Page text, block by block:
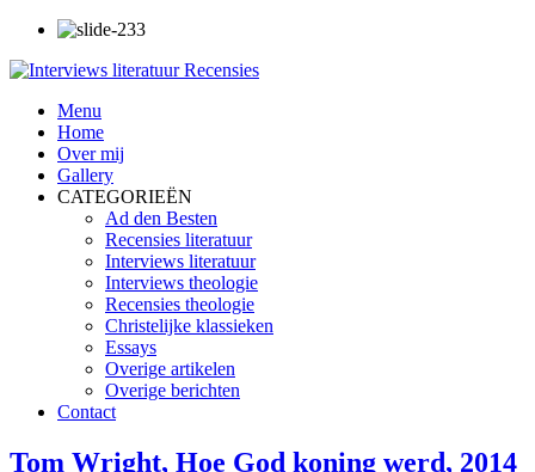
Menu
Home
Over mij
Gallery
CATEGORIEËN
Ad den Besten
Recensies literatuur
Interviews literatuur
Interviews theologie
Recensies theologie
Christelijke klassieken
Essays
Overige artikelen
Overige berichten
Contact
Tom Wright, Hoe God koning werd, 2014